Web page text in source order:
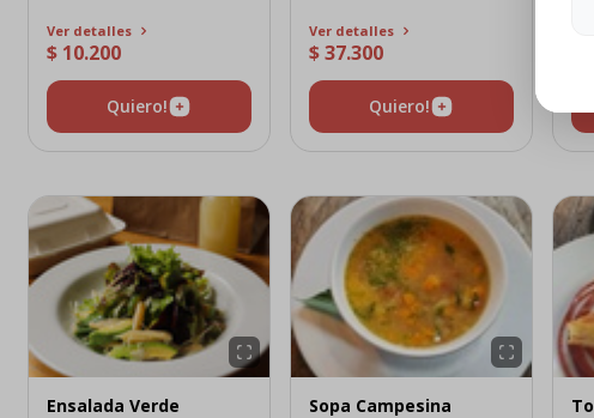
Ver detalles
$ 10.200
Quiero!
Ver detalles
$ 37.300
Quiero!
Ensalada Verde Sopa Campesina